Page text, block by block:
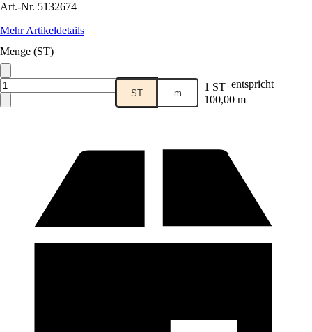
Art.-Nr. 5132674
Mehr Artikeldetails
Menge (ST)
ST m 1 ST entspricht
100,00 m